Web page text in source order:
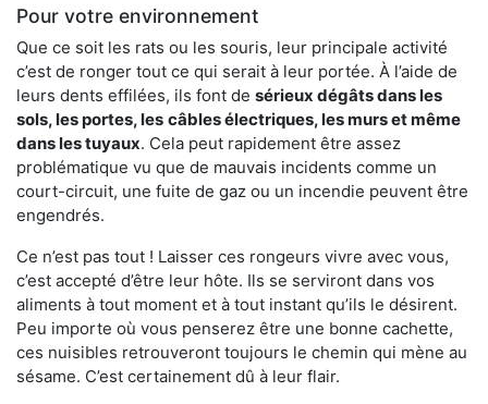
Pour votre environnement
Que ce soit les rats ou les souris, leur principale activité
c’est de ronger tout ce qui serait à leur portée. À l’aide de
leurs dents effilées, ils font de sérieux dégâts dans les
sols, les portes, les câbles électriques, les murs et même
dans les tuyaux. Cela peut rapidement être assez
problématique vu que de mauvais incidents comme un
court-circuit, une fuite de gaz ou un incendie peuvent être
engendrés.
Ce n’est pas tout ! Laisser ces rongeurs vivre avec vous,
c’est accepté d’être leur hôte. Ils se serviront dans vos
aliments à tout moment et à tout instant qu’ils le désirent.
Peu importe où vous penserez être une bonne cachette,
ces nuisibles retrouveront toujours le chemin qui mène au
sésame. C’est certainement dû à leur flair.